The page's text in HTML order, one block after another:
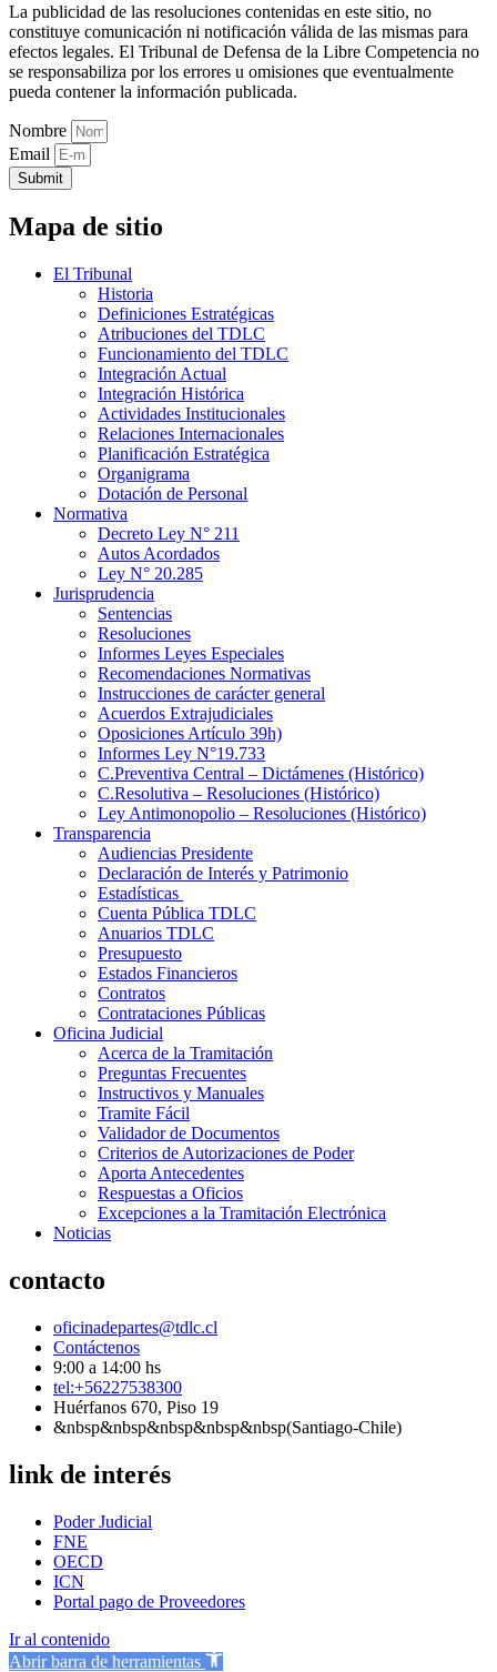
La publicidad de las resoluciones contenidas en este sitio, no
constituye comunicación ni notificación válida de las mismas para
efectos legales. El Tribunal de Defensa de la Libre Competencia no
se responsabiliza por los errores u omisiones que eventualmente
pueda contener la información publicada.
Nombre
Email
Submit
Mapa de sitio
El Tribunal
Historia
Definiciones Estratégicas
Atribuciones del TDLC
Funcionamiento del TDLC
Integración Actual
Integración Histórica
Actividades Institucionales
Relaciones Internacionales
Planificación Estratégica
Organigrama
Dotación de Personal
Normativa
Decreto Ley N° 211
Autos Acordados
Ley N° 20.285
Jurisprudencia
Sentencias
Resoluciones
Informes Leyes Especiales
Recomendaciones Normativas
Instrucciones de carácter general
Acuerdos Extrajudiciales
Oposiciones Artículo 39h)
Informes Ley N°19.733
C.Preventiva Central – Dictámenes (Histórico)
C.Resolutiva – Resoluciones (Histórico)
Ley Antimonopolio – Resoluciones (Histórico)
Transparencia
Audiencias Presidente
Declaración de Interés y Patrimonio
Estadísticas
Cuenta Pública TDLC
Anuarios TDLC
Presupuesto
Estados Financieros
Contratos
Contrataciones Públicas
Oficina Judicial
Acerca de la Tramitación
Preguntas Frecuentes
Instructivos y Manuales
Tramite Fácil
Validador de Documentos
Criterios de Autorizaciones de Poder
Aporta Antecedentes
Respuestas a Oficios
Excepciones a la Tramitación Electrónica
Noticias
contacto
oficinadepartes@tdlc.cl
Contáctenos
9:00 a 14:00 hs
tel:+56227538300
Huérfanos 670, Piso 19
&nbsp&nbsp&nbsp&nbsp&nbsp(Santiago-Chile)
link de interés
Poder Judicial
FNE
OECD
ICN
Portal pago de Proveedores
Ir al contenido
Abrir barra de herramientas